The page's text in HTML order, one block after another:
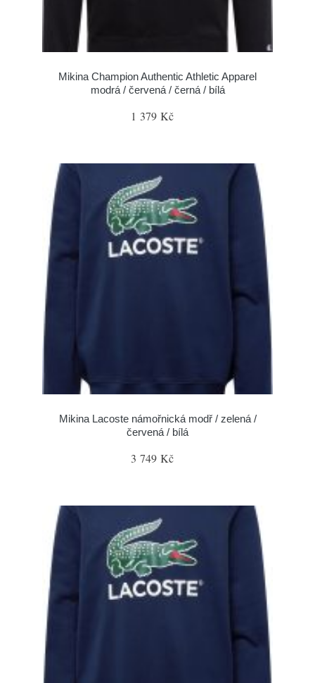
Mikina Champion Authentic Athletic Apparel
modrá / červená / černá / bílá
1 379 Kč
Mikina Lacoste námořnická modř / zelená /
červená / bílá
3 749 Kč